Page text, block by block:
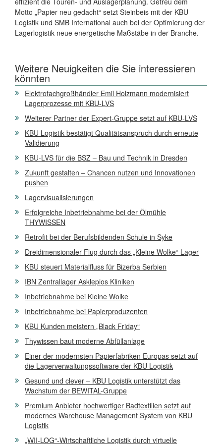
Motto „Papier neu gedacht“ setzt Steinbeis mit der KBU
Logistik und SMB International auch bei der Optimierung der
Lagerlogistik neue energetische Maßstäbe in der Branche.
Weitere Neuigkeiten die Sie interessieren
könnten
Elektrofachgroßhändler Emil Holzmann modernisiert
Lagerprozesse mit KBU-LVS
Weiterer Partner der Expert-Gruppe setzt auf KBU-LVS
KBU Logistik bestätigt Qualitätsanspruch durch erneute
Validierung
KBU-LVS für die BSZ – Bau und Technik in Dresden
Zukunft gestalten – Chancen nutzen und Innovationen
pushen
Lagervisualisierungen
Erfolgreiche Inbetriebnahme bei der Ölmühle
THYWISSEN
Retrofit bei der Berufsbildenden Schule in Syke
Dreidimensionaler Flug durch das „Kleine Wolke“ Lager
KBU steuert Materialfluss für Bizerba Serbien
IBN Zentrallager Asklepios Kliniken
Inbetriebnahme bei Kleine Wolke
Inbetriebnahme bei Papierproduzenten
KBU Kunden meistern „Black Friday“
Thywissen baut moderne Abfüllanlage
Einer der modernsten Papierfabriken Europas setzt auf
die Lagerverwaltungssoftware der KBU Logistik
Gesund und clever – KBU Logistik unterstützt das
Wachstum der BEWITAL-Gruppe
Premium Anbieter hochwertiger Badtextilien setzt auf
modernes Warehouse Management System von KBU
Logistik
„WII-LOG“-Wirtschaftliche Logistik durch virtuelle